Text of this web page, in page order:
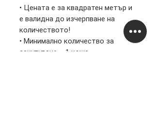
• Цената е за квадратен метър и
е валидна до изчерпване на
количеството!
• Минимално количество за
закупуване – 1 кожа